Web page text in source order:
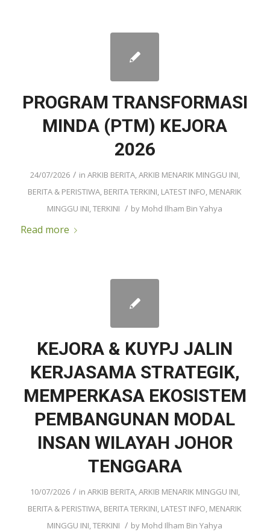
PROGRAM TRANSFORMASI
MINDA (PTM) KEJORA
2026
24/07/2026 / in ARKIB BERITA,ARKIB MENARIK MINGGU INI,
BERITA & PERISTIWA, BERITA TERKINI, LATEST INFO, MENARIK
MINGGU INI,TERKINI / by Mohd Ilham Bin Yahya
Read more
KEJORA & KUYPJ JALIN
KERJASAMA STRATEGIK,
MEMPERKASA EKOSISTEM
PEMBANGUNAN MODAL
INSAN WILAYAH JOHOR
TENGGARA
10/07/2026 / in ARKIB BERITA,ARKIB MENARIK MINGGU INI,
BERITA & PERISTIWA, BERITA TERKINI, LATEST INFO, MENARIK
MINGGU INI,TERKINI / by Mohd Ilham Bin Yahya